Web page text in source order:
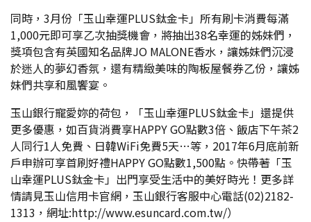
同時，3月份「玉山幸運PLUS鈦金卡」所有刷卡消費每滿
1,000元即可享乙次抽獎機會，將抽出38名幸運的姊妹們，
獎項包含有英國知名品牌JO MALONE香水，讓姊妹們沉浸
於迷人的夢幻香氛，還有精緻美味的陶板屋餐券乙份，讓姊
妹們共享和風饗宴。
玉山銀行寵愛妳的荷包，「玉山幸運PLUS鈦金卡」還提供
更多優惠，如百貨消費享HAPPY GO點數3倍、飯店下午茶2
人同行1人免費、日韓WiFi免費5天…等，2017年6月底前新
戶申辦可享首刷好禮HAPPY GO點數1,500點。快帶著「玉
山幸運PLUS鈦金卡」出門享受生活中的美好時光！更多詳
情請見玉山信用卡官網，玉山銀行客服中心電話(02)2182-
1313，網址:http://www.esuncard.com.tw/）